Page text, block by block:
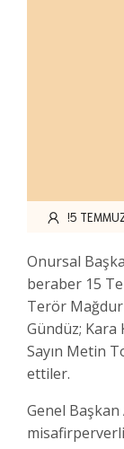
!5
Onursal
beraber 15
Terör
Gündüz; Kara
Sayın Metin
ettiler.
Genel